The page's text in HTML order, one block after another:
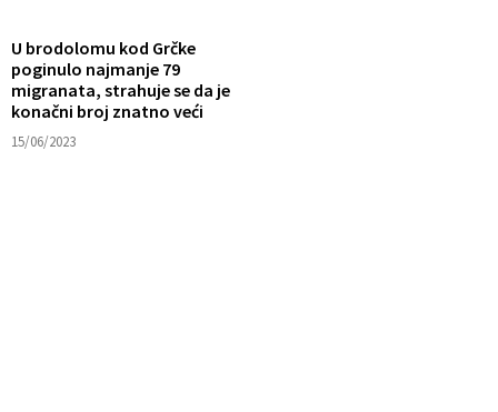
U brodolomu kod Grčke
poginulo najmanje 79
migranata, strahuje se da je
konačni broj znatno veći
15/06/2023